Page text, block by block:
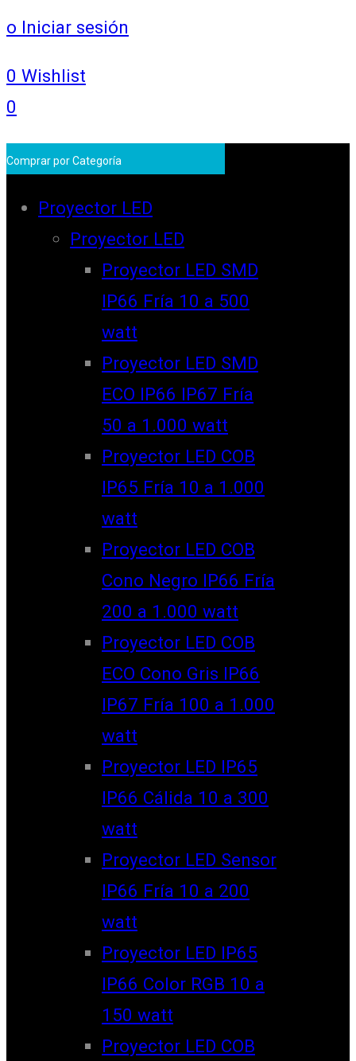
o Iniciar sesión
0 Wishlist
0
Comprar por Categoría
Proyector LED
Proyector LED
Proyector LED SMD
IP66 Fría 10 a 500
watt
Proyector LED SMD
ECO IP66 IP67 Fría
50 a 1.000 watt
Proyector LED COB
IP65 Fría 10 a 1.000
watt
Proyector LED COB
Cono Negro IP66 Fría
200 a 1.000 watt
Proyector LED COB
ECO Cono Gris IP66
IP67 Fría 100 a 1.000
watt
Proyector LED IP65
IP66 Cálida 10 a 300
watt
Proyector LED Sensor
IP66 Fría 10 a 200
watt
Proyector LED IP65
IP66 Color RGB 10 a
150 watt
Proyector LED COB